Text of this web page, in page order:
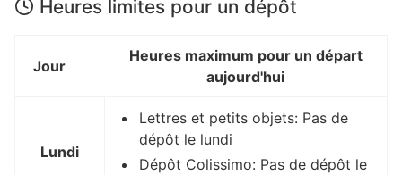
Heures limites pour un dépôt
Jour
Heures maximum pour un départ
aujourd'hui
Lundi
Lettres et petits objets: Pas de
dépôt le lundi
Dépôt Colissimo: Pas de dépôt le